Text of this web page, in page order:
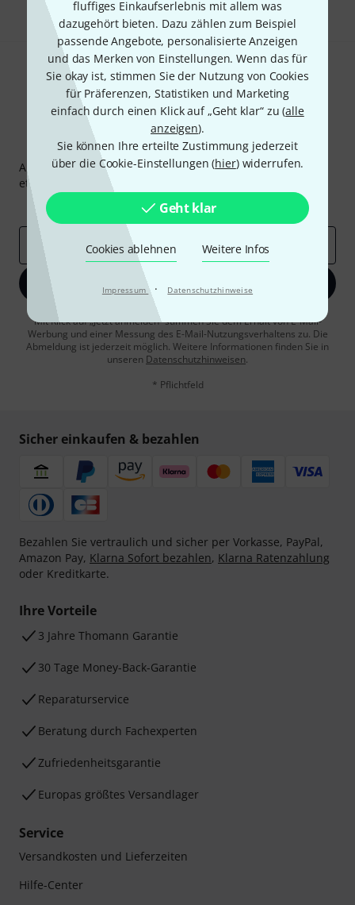
fluffiges Einkaufserlebnis mit allem was
dazugehört bieten. Dazu zählen zum Beispiel
passende Angebote, personalisierte Anzeigen
und das Merken von Einstellungen. Wenn das für
Sie okay ist, stimmen Sie der Nutzung von Cookies
für Präferenzen, Statistiken und Marketing
einfach durch einen Klick auf „Geht klar“ zu (alle
anzeigen).
Sie können Ihre erteilte Zustimmung jederzeit
über die Cookie-Einstellungen (hier) widerrufen.
Geht klar
Cookies ablehnen Weitere Infos
Impressum · Datenschutzhinweise
Thomann Newsletter
Abonniere den Thomann Newsletter und gewinne mit
etwas Glück einen von
Inspirierende Beiträge
Deals Thomann Insights
E-Mail-Adresse*
Jetzt anmelden
Mit Klick auf „Jetzt anmelden“ stimmen Sie dem Erhalt von E-Mail-
Werbung und einer Messung des E-Mail-Nutzungsverhaltens zu. Die
Abmeldung ist jederzeit möglich. Weitere Informationen finden Sie in
unseren Datenschutzhinweisen.
* Pflichtfeld
Sicher einkaufen & bezahlen
Bezahlen Sie vertraulich und sicher per Vorkasse, PayPal,
Amazon Pay, Klarna Sofort bezahlen, Klarna Ratenzahlung
oder Kreditkarte.
Ihre Vorteile
3 Jahre Thomann Garantie
30 Tage Money-Back-Garantie
Reparaturservice
Beratung durch Fachexperten
Zufriedenheitsgarantie
Europas größtes Versandlager
Service
Versandkosten und Lieferzeiten
Hilfe-Center